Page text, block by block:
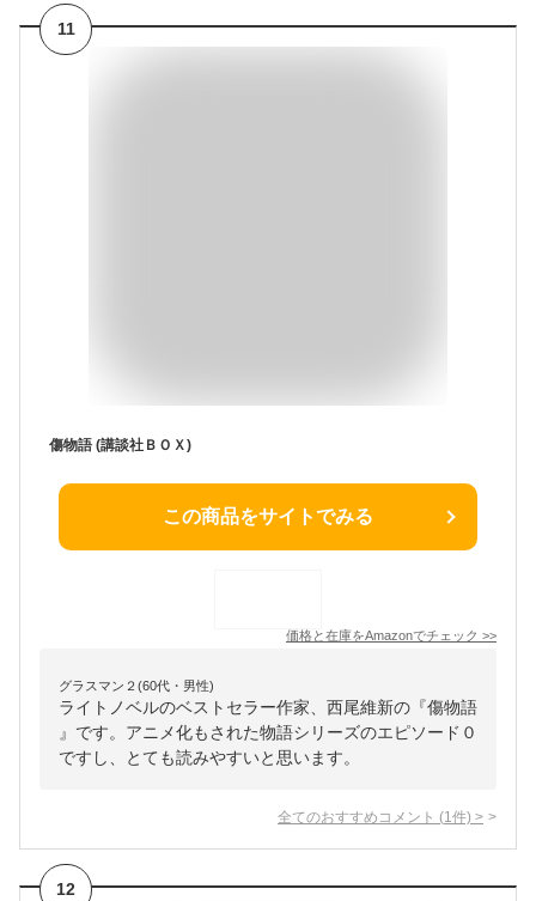
11
傷物語 (講談社ＢＯＸ)
この商品をサイトでみる
価格と在庫をAmazonでチェック >>
グラスマン２(60代・男性)
ライトノベルのベストセラー作家、西尾維新の『傷物語
』です。アニメ化もされた物語シリーズのエピソード０
ですし、とても読みやすいと思います。
全てのおすすめコメント (1 件) >
12